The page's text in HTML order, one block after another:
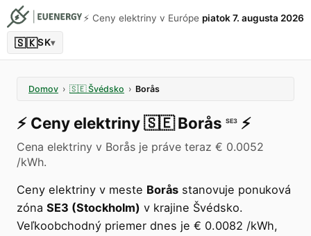
⚡️ Ceny elektriny v Európe piatok 7. augusta 2026
🇸🇰SK▾
Domov › 🇸🇪 Švédsko › Borås
⚡️ Ceny elektriny🇸🇪 Borås SE3 ⚡️
Cena elektriny v Borås je práve teraz € 0.0052
/kWh.
Ceny elektriny v meste Borås stanovuje ponuková
zóna SE3 (Stockholm) v krajine Švédsko.
Veľkoobchodný priemer dnes je € 0.0082 /kWh,